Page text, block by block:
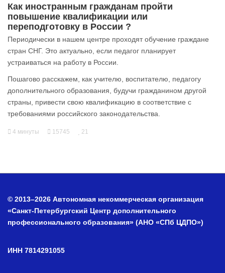
Как иностранным гражданам пройти
повышение квалификации или
переподготовку в России ?
Периодически в нашем центре проходят обучение граждане
стран СНГ. Это актуально, если педагог планирует
устраиваться на работу в России.
Пошагово расскажем, как учителю, воспитателю, педагогу
дополнительного образования, будучи гражданином другой
страны, привести свою квалификацию в соответствие с
требованиями российского законодательства.
4 минуты 15745 21
© 2013–2026 Автономная некоммерческая организация
«Санкт-Петербургский Центр дополнительного
профессионального образования» (АНО «СПб ЦДПО»)
ИНН 7814291055